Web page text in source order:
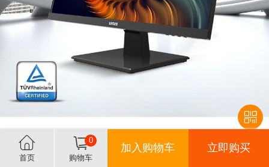
首页 购物车
0
加入购物车 立即购买